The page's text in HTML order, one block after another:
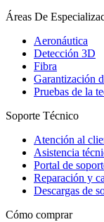
Áreas De
Aeronáutica
Detección 3D
Fibra
Garantización
Pruebas de la
Soporte Técnico
Atención al
Asistencia
Portal de
Reparación y
Descargas de
Cómo comprar